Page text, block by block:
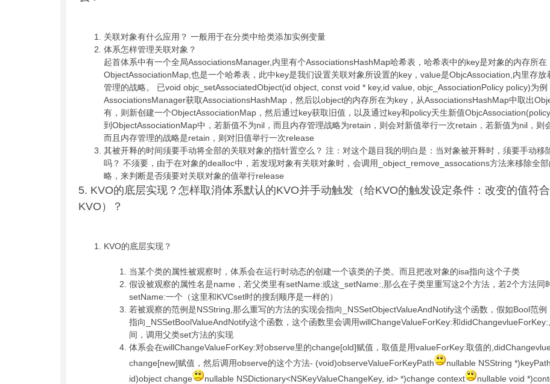
关联对象有什么应用？ 一般用于在分类中给类添加实例变量
体系怎样管理关联对象？
起首体系中有一个全局AssociationsManager,内里有个AssociationsHashMap哈希表，哈希表中的key是对象的内存所在
ObjectAssociationMap,也是一个哈希表，此中key是我们设置关联对象所设置的key，value是ObjcAssociation,内里存放
管理的战略。 已void objc_setAssociatedObject(id object, const void * key,id value, objc_AssociationPolicy policy)为例
AssociationsManager获取AssociationsHashMap，然后以object的内存所在为key，从AssociationsHashMap中取出
有，则新创建一个ObjectAssociationMap，然后通过key获取旧值，以及通过key和policy天生新值
到ObjectAssociationMap中，若新值不为nil，而且内存管理战略为retain，则会对新值举行一次retain，若新值为nil，则
而且内存管理的战略是retain，则对旧值举行一次release
其被开释的时间须要手动将全部的关联对象的指针置空么？ 注：对这个题目我的明白是：当对象被开释时，须要手动移
吗？ 不须要，由于在对象的dealloc中，若发现对象有关联对象时，会调用_object_remove_assocations方法来移除全
略，来判断是否须要对关联对象的值举行release
5. KVO的底层实现？怎样取消体系默认的KVO并手动触发（给KVO的触发设定条件：改变的值符
KVO）？
KVO的底层实现？
当某个类的属性被观察时，体系会在运行时动态的创建一个该类的子类。而且把改对象的isa指向这个子类
假设被观察的属性名是name，若父类里有setName:或这_setName:,那么在子类里重写这2个方法，若2个方法同
setName:一个（这里和KVCset时的搜刮顺序是一样的）
若被观察的范例是NSString,那么重写的方法的实现会指向_NSSetObjectValueAndNotify这个函数，假如Bool范
指向_NSSetBoolValueAndNotify这个函数，这个函数里会调用willChangeValueForKey:和
间，调用父类set方法的实现
体系会在willChangeValueForKey:对observe里的change[old]赋值，取值是用valueForKey:取值的
change[new]赋值，然后调用observe的这个方法- (void)observeValueForKeyPath
nullable NSString
id)object change
nullable NSDictionary<NSKeyValueChangeKey, id> *)change context
nullable void